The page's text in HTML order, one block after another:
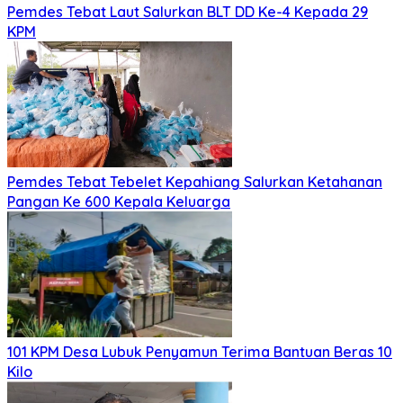
Pemdes Tebat Laut Salurkan BLT DD Ke-4 Kepada 29
KPM
Pemdes Tebat Tebelet Kepahiang Salurkan Ketahanan
Pangan Ke 600 Kepala Keluarga
101 KPM Desa Lubuk Penyamun Terima Bantuan Beras 10
Kilo